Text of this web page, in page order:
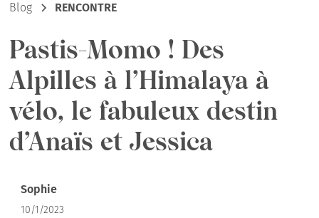
Blog RENCONTRE
Pastis-Momo ! Des
Alpilles à l’Himalaya à
vélo, le fabuleux destin
d’Anaïs et Jessica
Sophie
10/1/2023